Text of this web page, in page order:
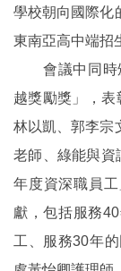
學校朝向國際化
東南亞高中端招
會議中同時頒
越獎勵獎」，
林以凱、郭李宗
老師、綠能與資
年度資深職員
獻，包括服務
工、服務30年